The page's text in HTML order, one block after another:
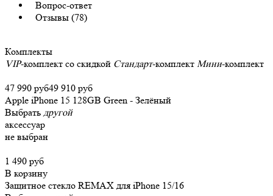
Вопрос-ответ
Отзывы (78)
Комплекты
VIP-комплект со скидкой Стандарт-комплект Мини-комплект
47 990 руб49 910 руб
Apple iPhone 15 128GB Green - Зелёный
Выбрать другой
аксессуар
не выбран
1 490 руб
В корзину
Защитное стекло REMAX для iPhone 15/16